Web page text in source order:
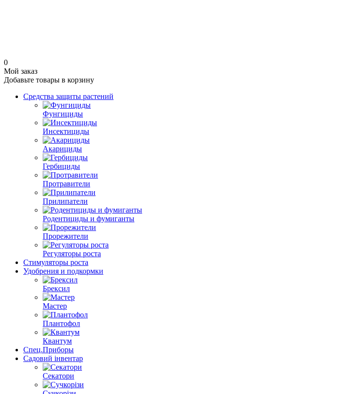
0
Мой заказ
Добавьте товары в корзину
Средства защиты растений
Фунгициды
Инсектициды
Акарициды
Гербициды
Протравители
Прилипатели
Родентициды и фумиганты
Прорежители
Регуляторы роста
Стимуляторы роста
Удобрения и подкормки
Брексил
Мастер
Плантофол
Квантум
Спец.Приборы
Садовий інвентар
Секатори